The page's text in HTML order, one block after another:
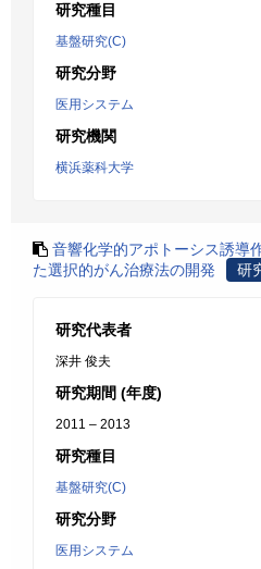
研究種目
基盤研究(C)
研究分野
医用システム
研究機関
横浜薬科大学
音響化学的アポトーシス誘導
た選択的がん治療法の開発
研
研究代表者
深井 俊夫
研究期間 (年度)
2011 – 2013
研究種目
基盤研究(C)
研究分野
医用システム